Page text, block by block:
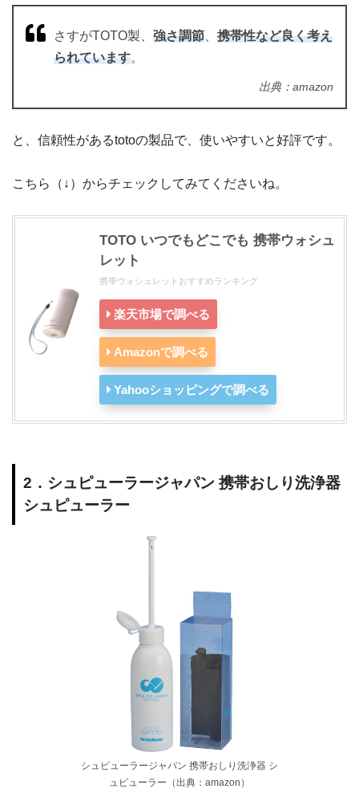
さすがTOTO製、 強さ調節
携帯性など良く考え
られています。
出典：amazon
と、信頼性があるtotoの製品で、使いやすいと好評です。
こちら（↓）からチェックしてみてくださいね。
TOTO いつでもどこでも 携帯ウォシュ
レット
携帯ウォシュレットおすすめランキング
楽天市場で調べる
Amazonで調べる
Yahooショッピングで調べる
2．シュピューラージャパン 携帯おしり洗浄器
シュピューラー
シュピューラージャパン 携帯おしり洗浄器 シ
ュピューラー（出典：amazon）